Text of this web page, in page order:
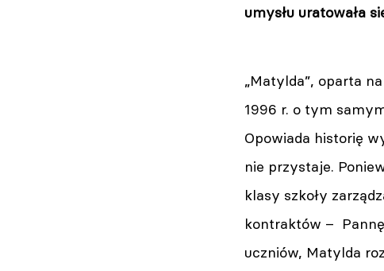
umysłu uratowała
„Matylda”, oparta
1996 r. o tym
Opowiada historię
nie przystaje.
klasy szkoły
kontraktów –
uczniów, Matylda